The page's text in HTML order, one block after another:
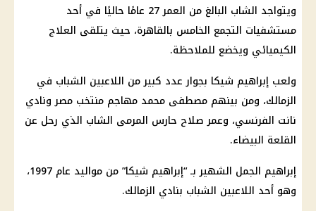
ويتواجد الشاب البالغ من العمر 27 عامًا حاليًا في أحد
مستشفيات التجمع الخامس بالقاهرة، حيث يتلقى العلاج
الكيميائي ويخضع للملاحظة.
ولعب إبراهيم شيكا بجوار عدد كبير من اللاعبين الشباب في
الزمالك، ومن بينهم مصطفى محمد مهاجم منتخب مصر ونادي
نانت الفرنسي، وعمر صلاح حارس المرمى الشاب الذي رحل عن
القلعة البيضاء.
إبراهيم الجمل الشهير بـ “إبراهيم شيكا” من مواليد عام 1997،
وهو أحد اللاعبين الشباب بنادي الزمالك.